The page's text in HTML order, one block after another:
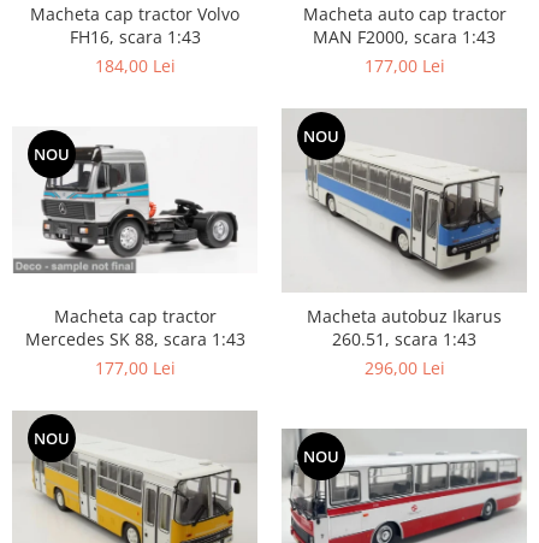
Macheta cap tractor Volvo
FH16, scara 1:43
184,00 Lei
Macheta auto cap tractor
MAN F2000, scara 1:43
177,00 Lei
NOU
Macheta cap tractor
Mercedes SK 88, scara 1:43
177,00 Lei
NOU
Macheta autobuz Ikarus
260.51, scara 1:43
296,00 Lei
NOU
NOU